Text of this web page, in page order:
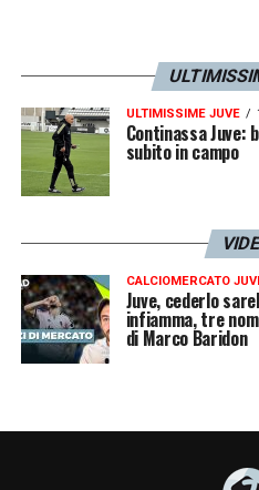
ULTIMISSIME JUVE
Continassa
subito in campo
CALCIOMERCATO
Juve, cederlo
infiamma, tre
di Marco Baridon